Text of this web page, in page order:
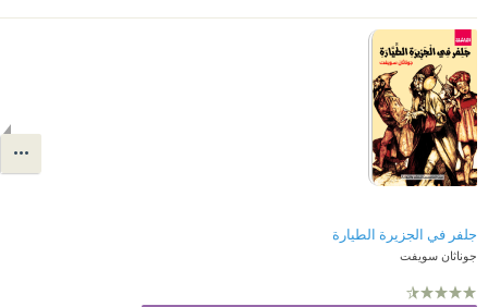
جلفر في الجزيرة الطيارة
جوناثان سويفت